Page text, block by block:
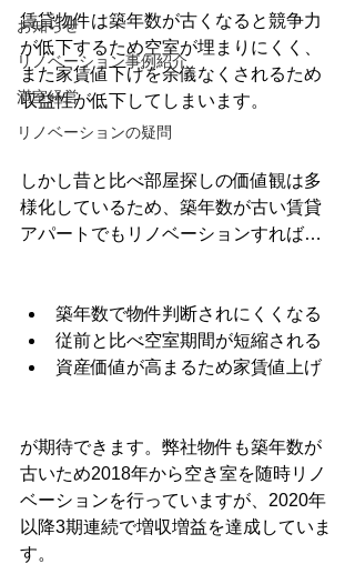
お知らせ
リノベーション事例紹介
満室経営
リノベーションの疑問
賃貸物件は築年数が古くなると競争力
が低下するため空室が埋まりにくく、
また家賃値下げを余儀なくされるため
収益性が低下してしまいます。
しかし昔と比べ部屋探しの価値観は多
様化しているため、築年数が古い賃貸
アパートでもリノベーションすれば…
築年数で物件判断されにくくなる
従前と比べ空室期間が短縮される
資産価値が高まるため家賃値上げ
が期待できます。弊社物件も築年数が
古いため2018年から空き室を随時リノ
ベーションを行っていますが、2020年
以降3期連続で増収増益を達成していま
す。